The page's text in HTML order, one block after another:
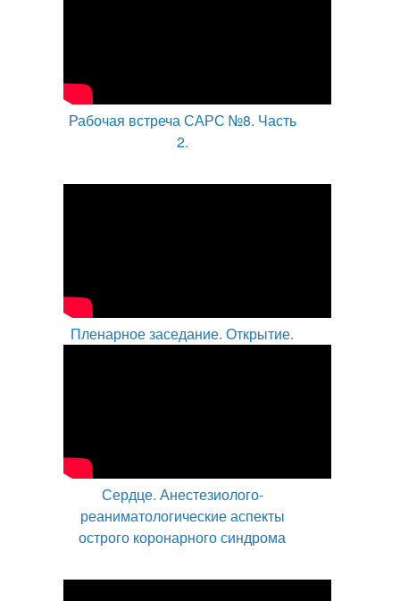
Рабочая встреча САРС №8. Часть
2.
Пленарное заседание. Открытие.
Сердце. Анестезиолого-
реаниматологические аспекты
острого коронарного синдрома